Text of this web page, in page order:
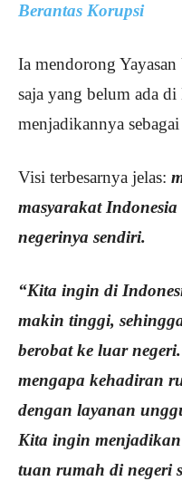
Berantas Korupsi
Ia mendorong
saja yang belum ada
menjadikannya
Visi terbesarnya jelas:
masyarakat Indonesia
negerinya sendiri.
“Kita ingin di
makin tinggi,
berobat ke luar
mengapa kehadiran
dengan layanan
Kita ingin
tuan rumah di negeri